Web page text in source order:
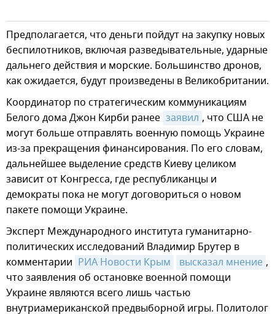
Предполагается, что деньги пойдут на закупку новых
беспилотников, включая разведывательные, ударные
дальнего действия и морские. Большинство дронов,
как ожидается, будут произведены в Великобритании.
Координатор по стратегическим коммуникациям
Белого дома Джон Кирби ранее заявил , что США не
могут больше отправлять военную помощь Украине
из-за прекращения финансирования. По его словам,
дальнейшее выделение средств Киеву целиком
зависит от Конгресса, где республиканцы и
демократы пока не могут договориться о новом
пакете помощи Украине.
Эксперт Международного института гуманитарно-
политических исследований Владимир Брутер в
комментарии РИА Новости Крым высказал мнение ,
что заявления об остановке военной помощи
Украине являются всего лишь частью
внутриамериканской предвыборной игры. Политолог